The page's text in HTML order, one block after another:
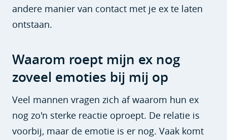
andere manier van contact met je ex te laten
ontstaan.
Waarom roept mijn ex nog
zoveel emoties bij mij op
Veel mannen vragen zich af waarom hun ex
nog zo'n sterke reactie oproept. De relatie is
voorbij, maar de emotie is er nog. Vaak komt